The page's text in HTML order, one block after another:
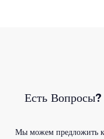
Есть
Мы можем предложить